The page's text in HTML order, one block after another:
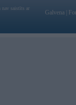
nav saistīts ar
Galvena